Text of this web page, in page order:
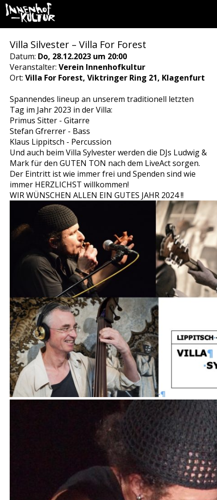
Villa Silvester – Villa For Forest
Datum: Do, 28.12.2023 um 20:00
Veranstalter: Verein Innenhofkultur
Ort: Villa For Forest, Viktringer Ring 21, Klagenfurt
Spannendes lineup an unserem traditionell letzten
Tag im Jahr 2023 in der Villa:
Primus Sitter - Gitarre
Stefan Gfrerrer - Bass
Klaus Lippitsch - Percussion
Und auch beim Villa Sylvester werden die DJs Ludwig &
Mark für den GUTEN TON nach dem LiveAct sorgen.
Der Eintritt ist wie immer frei und Spenden sind wie
immer HERZLICHST willkommen!
WIR WÜNSCHEN ALLEN EIN GUTES JAHR 2024 !!